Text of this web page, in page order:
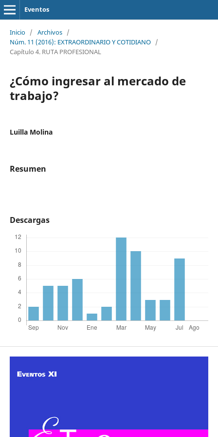
Eventos
Inicio / Archivos /
Núm. 11 (2016): EXTRAORDINARIO Y COTIDIANO /
Capítulo 4. RUTA PROFESIONAL
¿Cómo ingresar al mercado de
trabajo?
Luilla Molina
Resumen
Descargas